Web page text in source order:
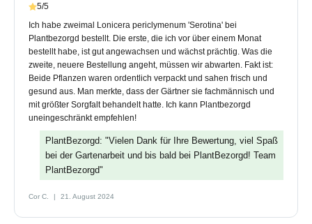
5/5
Ich habe zweimal Lonicera periclymenum 'Serotina' bei
Plantbezorgd bestellt. Die erste, die ich vor über einem Monat
bestellt habe, ist gut angewachsen und wächst prächtig. Was die
zweite, neuere Bestellung angeht, müssen wir abwarten. Fakt ist:
Beide Pflanzen waren ordentlich verpackt und sahen frisch und
gesund aus. Man merkte, dass der Gärtner sie fachmännisch und
mit größter Sorgfalt behandelt hatte. Ich kann Plantbezorgd
uneingeschränkt empfehlen!
PlantBezorgd: "Vielen Dank für Ihre Bewertung, viel Spaß
bei der Gartenarbeit und bis bald bei PlantBezorgd! Team
PlantBezorgd"
Cor C. 21. August 2024